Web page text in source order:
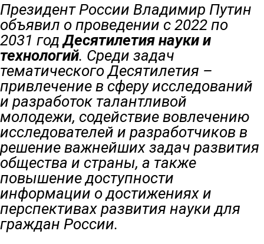
Президент России Владимир Путин
объявил о проведении с 2022 по
2031 годДесятилетия науки и
технологий. Среди задач
тематического Десятилетия –
привлечение в сферу исследований
и разработок талантливой
молодежи, содействие вовлечению
исследователей и разработчиков в
решение важнейших задач развития
общества и страны, а также
повышение доступности
информации о достижениях и
перспективах развития науки для
граждан России.